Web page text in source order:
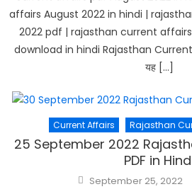
affairs August 2022 in hindi |
2022 pdf | rajasthan current
download in hindi Rajasthan Current
यह […]
Current Affairs Rajasthan
25 September 2022
PDF in
Posted
on
September 25, 2022